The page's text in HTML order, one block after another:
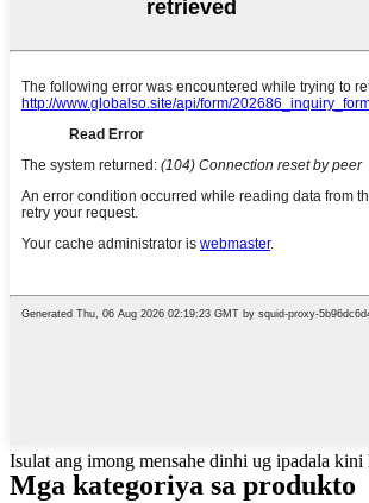
Isulat ang imong mensahe dinhi ug ipadala kini
Mga kategoriya sa produkto